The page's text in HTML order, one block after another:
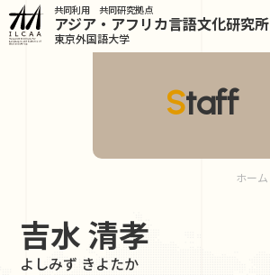
共同利用 共同研究拠点
アジア・アフリカ言語文化研究所
東京外国語大学
Staff
ホーム
吉水 清孝
よしみず きよたか